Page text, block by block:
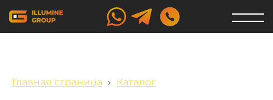
Главная страница › Каталог